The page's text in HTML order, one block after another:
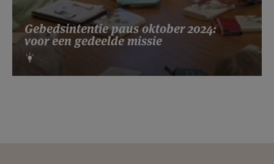
Gebedsintentie paus oktober 2024:
voor een gedeelde missie